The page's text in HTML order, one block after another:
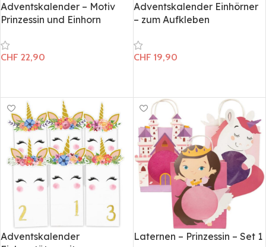
Adventskalender – Motiv
Prinzessin und Einhorn
CHF 22,90
Adventskalender Einhörner
– zum Aufkleben
CHF 19,90
Adventskalender
Laternen – Prinzessin – Set 1